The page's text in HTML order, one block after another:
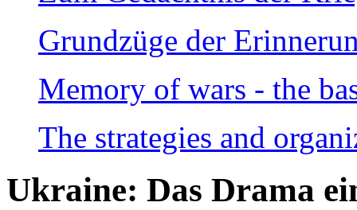
Grundzüge der
Memory of wars - the
The strategies and
Ukraine: Das Drama